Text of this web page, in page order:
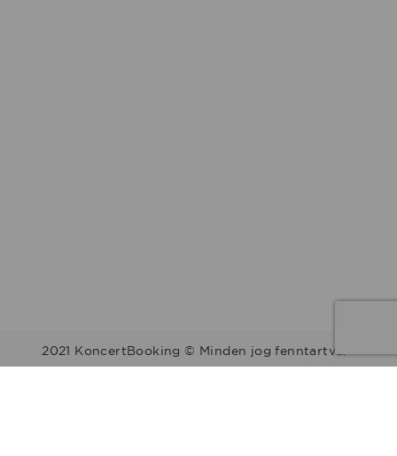
2021 KoncertBooking © Minden jog fenntartva.
Kapcsolat | Telefonszám: +36 30 157 9812 | E-mail: